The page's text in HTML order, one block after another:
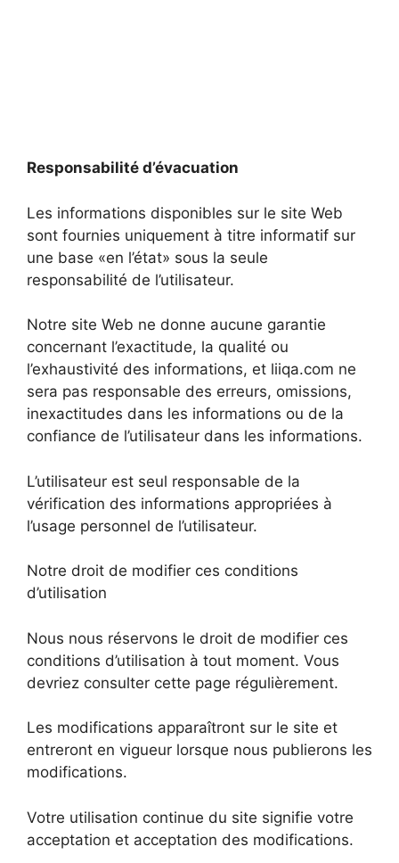
Responsabilité d’évacuation
Les informations disponibles sur le site Web
sont fournies uniquement à titre informatif sur
une base «en l’état» sous la seule
responsabilité de l’utilisateur.
Notre site Web ne donne aucune garantie
concernant l’exactitude, la qualité ou
l’exhaustivité des informations, et liiqa.com ne
sera pas responsable des erreurs, omissions,
inexactitudes dans les informations ou de la
confiance de l’utilisateur dans les informations.
L’utilisateur est seul responsable de la
vérification des informations appropriées à
l’usage personnel de l’utilisateur.
Notre droit de modifier ces conditions
d’utilisation
Nous nous réservons le droit de modifier ces
conditions d’utilisation à tout moment. Vous
devriez consulter cette page régulièrement.
Les modifications apparaîtront sur le site et
entreront en vigueur lorsque nous publierons les
modifications.
Votre utilisation continue du site signifie votre
acceptation et acceptation des modifications.